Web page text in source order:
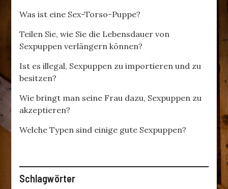
Was ist eine Sex-Torso-Puppe?
Teilen Sie, wie Sie die Lebensdauer von
Sexpuppen verlängern können?
Ist es illegal, Sexpuppen zu importieren und zu
besitzen?
Wie bringt man seine Frau dazu, Sexpuppen zu
akzeptieren?
Welche Typen sind einige gute Sexpuppen?
Schlagwörter